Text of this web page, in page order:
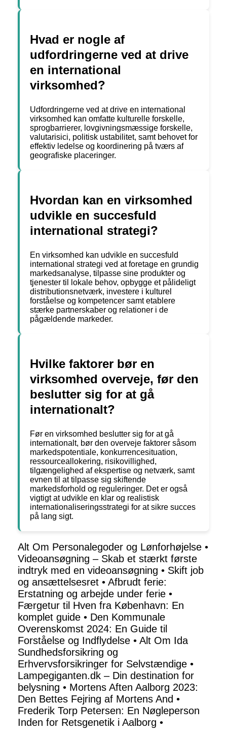
Hvad er nogle af
udfordringerne ved at drive
en international
virksomhed?
Udfordringerne ved at drive en international
virksomhed kan omfatte kulturelle forskelle,
sprogbarrierer, lovgivningsmæssige forskelle,
valutarisici, politisk ustabilitet, samt behovet for
effektiv ledelse og koordinering på tværs af
geografiske placeringer.
Hvordan kan en virksomhed
udvikle en succesfuld
international strategi?
En virksomhed kan udvikle en succesfuld
international strategi ved at foretage en grundig
markedsanalyse, tilpasse sine produkter og
tjenester til lokale behov, opbygge et pålideligt
distributionsnetværk, investere i kulturel
forståelse og kompetencer samt etablere
stærke partnerskaber og relationer i de
pågældende markeder.
Hvilke faktorer bør en
virksomhed overveje, før den
beslutter sig for at gå
internationalt?
Før en virksomhed beslutter sig for at gå
internationalt, bør den overveje faktorer såsom
markedspotentiale, konkurrencesituation,
ressourceallokering, risikovillighed,
tilgængelighed af ekspertise og netværk, samt
evnen til at tilpasse sig skiftende
markedsforhold og reguleringer. Det er også
vigtigt at udvikle en klar og realistisk
internationaliseringsstrategi for at sikre succes
på lang sigt.
Alt Om Personalegoder og Lønforhøjelse •
Videoansøgning – Skab et stærkt første
indtryk med en videoansøgning • Skift job
og ansættelsesret • Afbrudt ferie:
Erstatning og arbejde under ferie •
Færgetur til Hven fra København: En
komplet guide • Den Kommunale
Overenskomst 2024: En Guide til
Forståelse og Indflydelse • Alt Om Ida
Sundhedsforsikring og
Erhvervsforsikringer for Selvstændige •
Lampegiganten.dk – Din destination for
belysning • Mortens Aften Aalborg 2023:
Den Bettes Fejring af Mortens And •
Frederik Torp Petersen: En Nøgleperson
Inden for Retsgenetik i Aalborg •